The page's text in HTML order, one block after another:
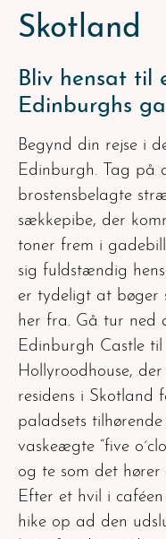
Skotland
Bliv hensat til
Edinburghs
Begynd din rejse i
Edinburgh. Tag på
brostensbelagte
sækkepibe, der
toner frem i
sig fuldstændig
er tydeligt at bøger
her fra. Gå tur ned
Edinburgh Castle
Hollyroodhouse,
residens i Skotland
paladsets
vaskeægte “five
og te som det
Efter et hvil i
hike op ad den